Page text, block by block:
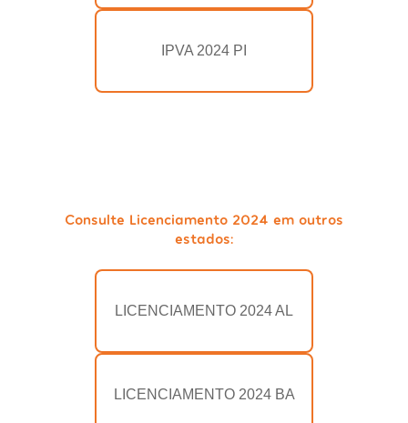
IPVA 2024 PI
Consulte Licenciamento 2024 em outros
estados:
LICENCIAMENTO 2024 AL
LICENCIAMENTO 2024 BA